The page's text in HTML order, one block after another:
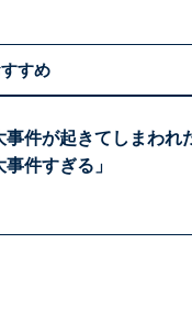
すめ
事件が起きてしまわれ
件すぎる」